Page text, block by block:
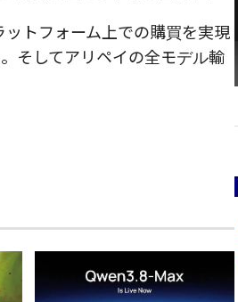
トフォーム上での購買を実現
そしてアリペイの全モデル輸